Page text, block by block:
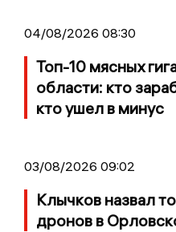
04/08/2026 08:30
Топ-10 мясных
области: кто
кто ушел в минус
03/08/2026 09:02
Клычков назвал
дронов в